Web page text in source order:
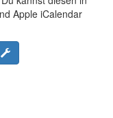
Apple iCalendar
Konfigurieren